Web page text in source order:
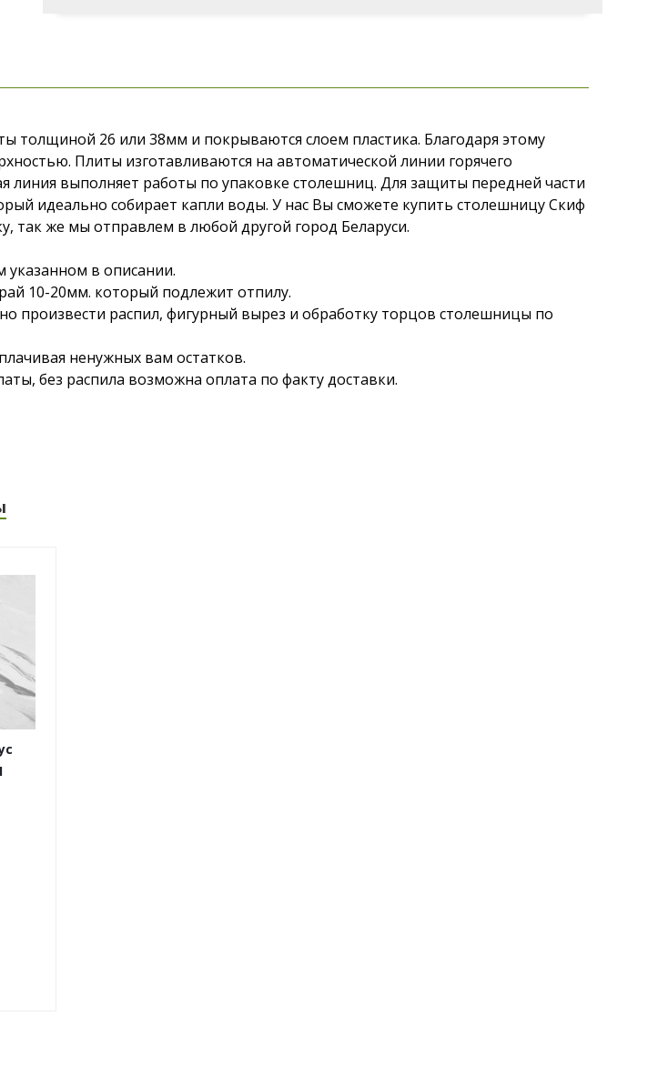
толщиной 26 или 38мм и покрываются слоем пластика. Благодаря этому
Плиты изготавливаются на автоматической линии горячего
линия выполняет работы по упаковке столешниц. Для защиты передней части
идеально собирает капли воды. У нас Вы сможете купить столешницу Скиф
так же мы отправлем в любой другой город Беларуси.
указанном в описании.
10-20мм. который подлежит отпилу.
произвести распил, фигурный вырез и обработку торцов столешницы по
ненужных вам остатков.
без распила возможна оплата по факту доставки.